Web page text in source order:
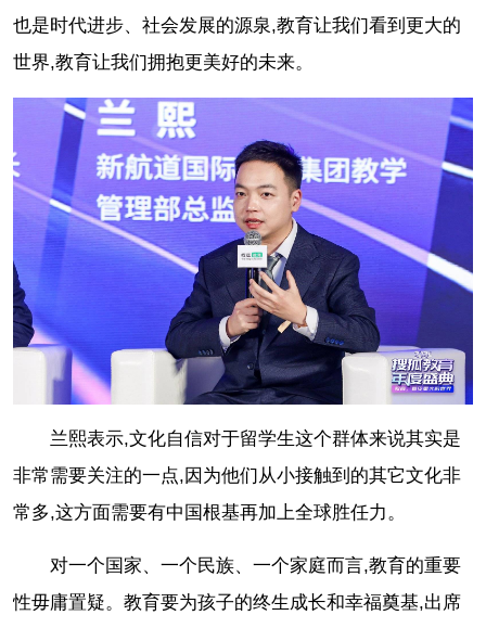
也是时代进步、社会发展的源泉,教育让我们看到更大的
世界,教育让我们拥抱更美好的未来。
兰熙表示,文化自信对于留学生这个群体来说其实是
非常需要关注的一点,因为他们从小接触到的其它文化非
常多,这方面需要有中国根基再加上全球胜任力。
对一个国家、一个民族、一个家庭而言,教育的重要
性毋庸置疑。教育要为孩子的终生成长和幸福奠基,出席